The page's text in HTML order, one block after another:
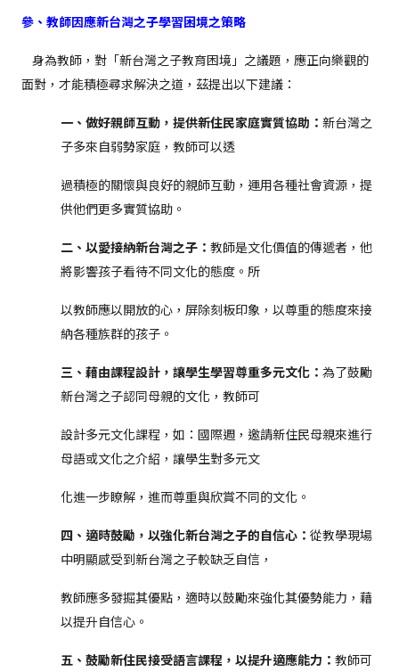
參、教師因應新台灣之子學習困境之策略
身為教師，對「新台灣之子教育困境」之議題，應正向樂觀的
面對，才能積極尋求解決之道，茲提出以下建議：
一、做好親師互動，提供新住民家庭實質協助：新台灣之
子多來自弱勢家庭，教師可以透
過積極的關懷與良好的親師互動，運用各種社會資源，提
供他們更多實質協助。
二、以愛接納新台灣之子：教師是文化價值的傳遞者，他
將影響孩子看待不同文化的態度。所
以教師應以開放的心，屏除刻板印象，以尊重的態度來接
納各種族群的孩子。
三、藉由課程設計，讓學生學習尊重多元文化：為了鼓勵
新台灣之子認同母親的文化，教師可
設計多元文化課程，如：國際週，邀請新住民母親來進行
母語或文化之介紹，讓學生對多元文
化進一步瞭解，進而尊重與欣賞不同的文化。
四、適時鼓勵，以強化新台灣之子的自信心：從教學現場
中明顯感受到新台灣之子較缺乏自信，
教師應多發掘其優點，適時以鼓勵來強化其優勢能力，藉
以提升自信心。
五、鼓勵新住民接受語言課程，以提升適應能力：教師可